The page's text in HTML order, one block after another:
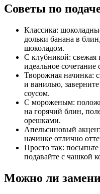
Советы по
Классика:
дольки банана в
шоколадом.
С клубникой: свежая
идеальное сочетание
Творожная начинка:
и ванилью,
соусом.
С мороженым:
на горячий блин,
орешками.
Апельсиновый
начинке отлично
Просто так:
подавайте с чашкой
Можно ли